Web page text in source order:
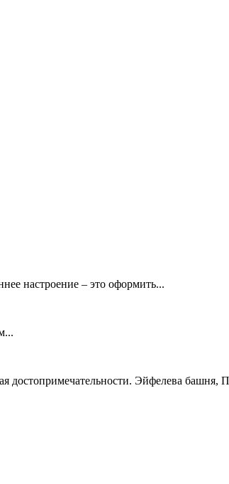
настроение – это оформить...
достопримечательности. Эйфелева башня,